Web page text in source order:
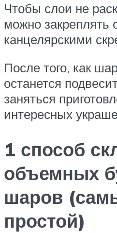
Чтобы слои не
можно
канцелярскими
После того, как
останется
заняться
интересных
1 способ
объемных
шаров
простой)